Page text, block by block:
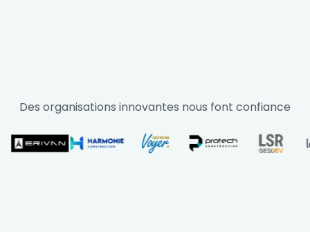
Des organisations innovantes nous font confiance